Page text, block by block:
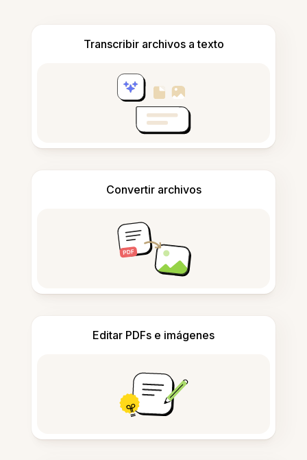
Transcribir archivos a texto
Convertir archivos
Editar PDFs e imágenes